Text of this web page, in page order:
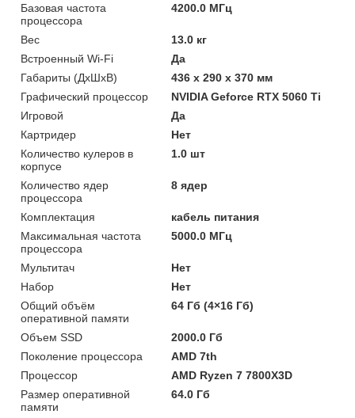
Базовая частота
процессора
4200.0 МГц
Вес
13.0 кг
Встроенный Wi-Fi
Да
Габариты (ДхШхВ)
436 x 290 x 370 мм
Графический процессор
NVIDIA Geforce RTX 5060 Ti
Игровой
Да
Картридер
Нет
Количество кулеров в
корпусе
1.0 шт
Количество ядер
процессора
8 ядер
Комплектация
кабель питания
Максимальная частота
процессора
5000.0 МГц
Мультитач
Нет
Набор
Нет
Общий объём
оперативной памяти
64 Гб (4×16 Гб)
Объем SSD
2000.0 Гб
Поколение процессора
AMD 7th
Процессор
AMD Ryzen 7 7800X3D
Размер оперативной
памяти
64.0 Гб